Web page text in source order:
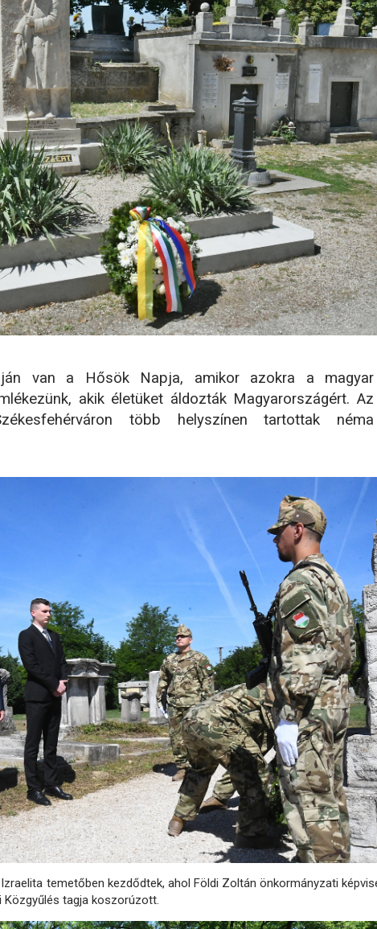
van a Hősök Napja, amikor azokra a magyar
akik életüket áldozták Magyarországért. Az
több helyszínen tartottak néma
temetőben kezdődtek, ahol Földi Zoltán önkormányzati
Közgyűlés tagja koszorúzott.